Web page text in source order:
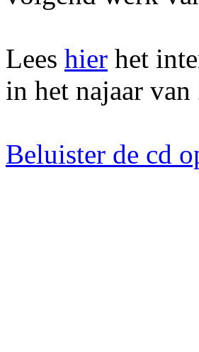
Lees hier het
in het najaar van
Beluister de cd